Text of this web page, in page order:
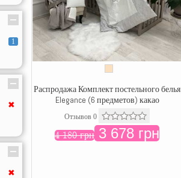
1
✖
✖
Распродажа Комплект постельного белья
Elegance (6 предметов) какао
Отзывов 0
4 180 грн3 678 грн